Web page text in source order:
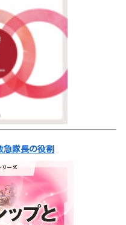
急隊長の役割